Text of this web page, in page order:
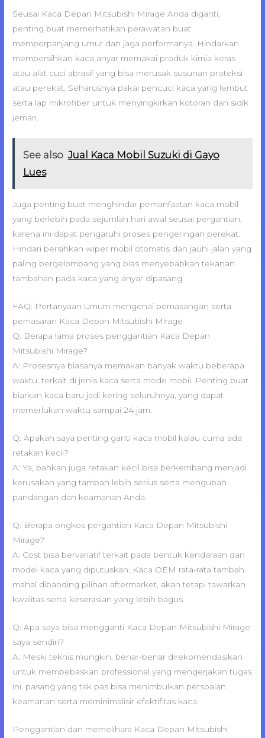
Seusai Kaca Depan Mitsubishi Mirage Anda diganti,
penting buat memerhatikan perawatan buat
memperpanjang umur dan jaga performanya. Hindarkan
membersihkan kaca anyar memakai produk kimia keras
atau alat cuci abrasif yang bisa merusak susunan proteksi
atau perekat. Seharusnya pakai pencuci kaca yang lembut
serta lap mikrofiber untuk menyingkirkan kotoran dan sidik
jemari.
See also Jual Kaca Mobil Suzuki di Gayo
Lues
Juga penting buat menghindar pemanfaatan kaca mobil
yang berlebih pada sejumlah hari awal seusai pergantian,
karena ini dapat pengaruhi proses pengeringan perekat.
Hindari bersihkan wiper mobil otomatis dan jauhi jalan yang
paling bergelombang yang bias menyebabkan tekanan
tambahan pada kaca yang anyar dipasang.
FAQ: Pertanyaan Umum mengenai pemasangan serta
pemasaran Kaca Depan Mitsubishi Mirage
Q: Berapa lama proses penggantian Kaca Depan
Mitsubishi Mirage?
A: Prosesnya biasanya memakan banyak waktu beberapa
waktu, terkait di jenis kaca serta mode mobil. Penting buat
biarkan kaca baru jadi kering seluruhnya, yang dapat
memerlukan waktu sampai 24 jam.
Q: Apakah saya penting ganti kaca mobil kalau cuma ada
retakan kecil?
A: Ya, bahkan juga retakan kecil bisa berkembang menjadi
kerusakan yang tambah lebih serius serta mengubah
pandangan dan keamanan Anda.
Q: Berapa ongkos pergantian Kaca Depan Mitsubishi
Mirage?
A: Cost bisa bervariatif terkait pada bentuk kendaraan dan
model kaca yang diputuskan. Kaca OEM rata-rata tambah
mahal dibanding pilihan aftermarket, akan tetapi tawarkan
kwalitas serta keserasian yang lebih bagus.
Q: Apa saya bisa mengganti Kaca Depan Mitsubishi Mirage
saya sendiri?
A: Meski teknis mungkin, benar-benar direkomendasikan
untuk membebaskan professional yang mengerjakan tugas
ini. pasang yang tak pas bisa menimbulkan persoalan
keamanan serta meminimalisir efektifitas kaca.
Penggantian dan memelihara Kaca Depan Mitsubishi